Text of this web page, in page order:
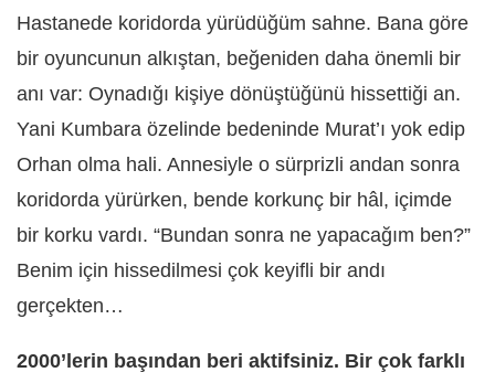
Hastanede koridorda yürüdüğüm sahne. Bana göre
bir oyuncunun alkıştan, beğeniden daha önemli bir
anı var: Oynadığı kişiye dönüştüğünü hissettiği an.
Yani Kumbara özelinde bedeninde Murat’ı yok edip
Orhan olma hali. Annesiyle o sürprizli andan sonra
koridorda yürürken, bende korkunç bir hâl, içimde
bir korku vardı. “Bundan sonra ne yapacağım ben?”
Benim için hissedilmesi çok keyifli bir andı
gerçekten…
2000’lerin başından beri aktifsiniz. Bir çok farklı